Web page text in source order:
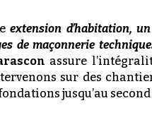
extension d’habitation,
de maçonnerie
assure
sur des
jusqu’au